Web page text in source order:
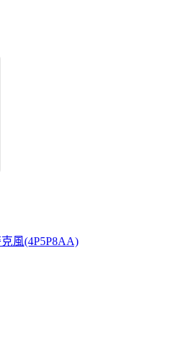
風(4P5P8AA)